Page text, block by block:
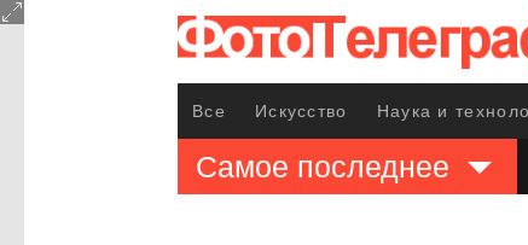
Все Искусство Наука и
Самое последнее